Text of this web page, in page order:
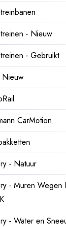
- Nieuw
- Gebruikt
Nieuw
CarMotion
- Natuur
- Muren Wegen
- Water en